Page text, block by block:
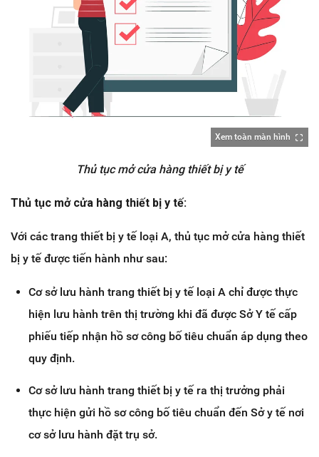
Xem toàn màn hình
Thủ tục mở cửa hàng thiết bị y tế
Thủ tục mở cửa hàng thiết bị y tế:
Với các trang thiết bị y tế loại A, thủ tục mở cửa hàng thiết
bị y tế được tiến hành như sau:
Cơ sở lưu hành trang thiết bị y tế loại A chỉ được thực
hiện lưu hành trên thị trường khi đã được Sở Y tế cấp
phiếu tiếp nhận hồ sơ công bố tiêu chuẩn áp dụng theo
quy định.
Cơ sở lưu hành trang thiết bị y tế ra thị trưởng phải
thực hiện gửi hồ sơ công bố tiêu chuẩn đến Sở y tế nơi
cơ sở lưu hành đặt trụ sở.